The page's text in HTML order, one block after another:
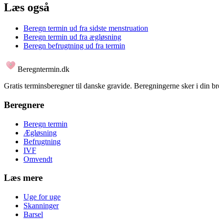
Læs også
Beregn termin ud fra sidste menstruation
Beregn termin ud fra ægløsning
Beregn befrugtning ud fra termin
Beregntermin.dk
Gratis terminsberegner til danske gravide. Beregningerne sker i din
Beregnere
Beregn termin
Ægløsning
Befrugtning
IVF
Omvendt
Læs mere
Uge for uge
Skanninger
Barsel